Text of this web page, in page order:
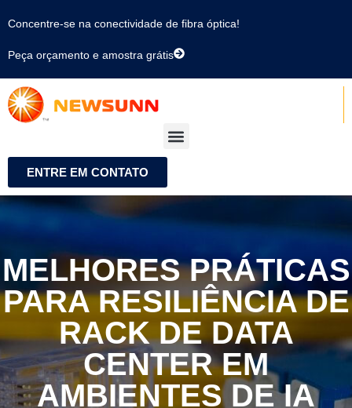
Concentre-se na conectividade de fibra óptica!
Peça orçamento e amostra grátis
ENTRE EM CONTATO
MELHORES PRÁTICAS
PARA RESILIÊNCIA DE
RACK DE DATA
CENTER EM
AMBIENTES DE IA